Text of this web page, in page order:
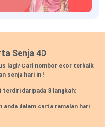
Senja 4D
lagi? Cari nombor ekor terbaik
senja hari ini!
terdiri daripada 3 langkah:
anda dalam carta ramalan hari